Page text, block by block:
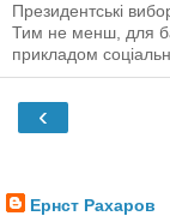
Президентські
Тим не менш, для
прикладом
‹
Ернст Рахаров